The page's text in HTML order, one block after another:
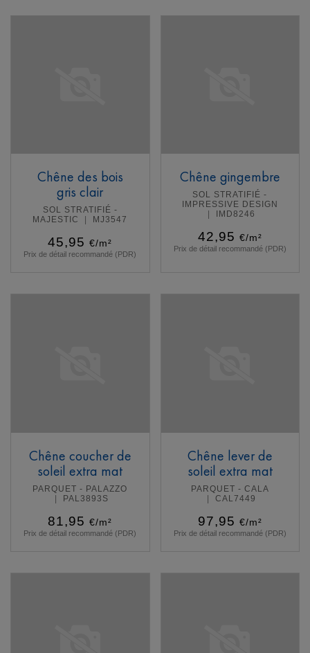
Chêne des bois
gris clair
SOL STRATIFIÉ -
MAJESTIC
MJ3547
45,95 €/m²
Prix de détail recommandé (PDR)
Chêne gingembre
SOL STRATIFIÉ -
IMPRESSIVE DESIGN
IMD8246
42,95 €/m²
Prix de détail recommandé (PDR)
Chêne coucher de
soleil extra mat
PARQUET - PALAZZO
PAL3893S
81,95 €/m²
Prix de détail recommandé (PDR)
Chêne lever de
soleil extra mat
PARQUET - CALA
CAL7449
97,95 €/m²
Prix de détail recommandé (PDR)